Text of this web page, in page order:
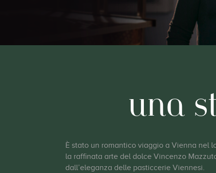
una
È stato un romantico viaggio a Vienna nel
la raffinata arte del dolce Vincenzo
dall’eleganza delle pasticcerie Viennesi.